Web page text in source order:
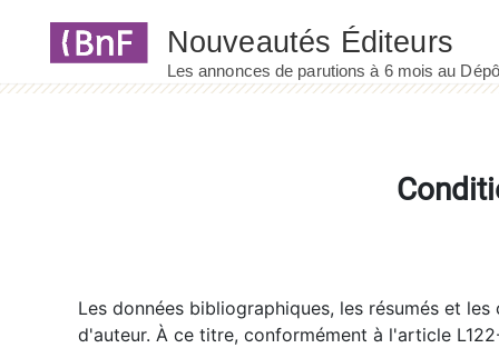
Les données bibliographiques, les résumés et
d'auteur. À ce titre, conformément à l'article